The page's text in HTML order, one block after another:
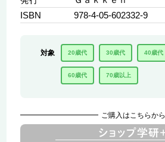
ISBN
978-4-05-602332-9
対象 20歳代 30歳代 40歳代
60歳代 70歳以上
ご購入はこちらから